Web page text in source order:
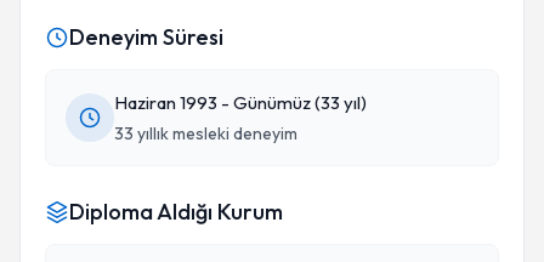
Deneyim Süresi
Haziran 1993 - Günümüz (33 yıl)
33 yıllık mesleki deneyim
Diploma Aldığı Kurum